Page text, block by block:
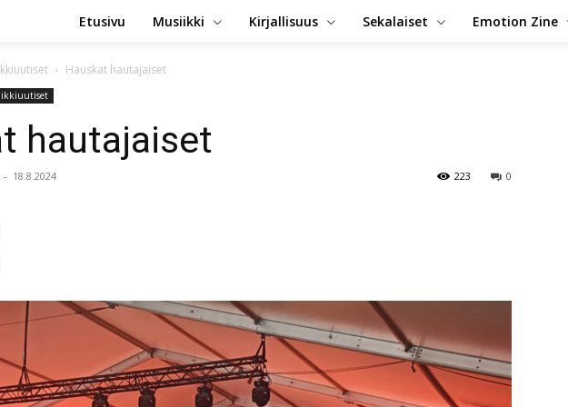
Etusivu Musiikki Kirjallisuus Sekalaiset Emotion Zine
Hauskat hautajaiset
hautajaiset
- 18.8.2024 0
223